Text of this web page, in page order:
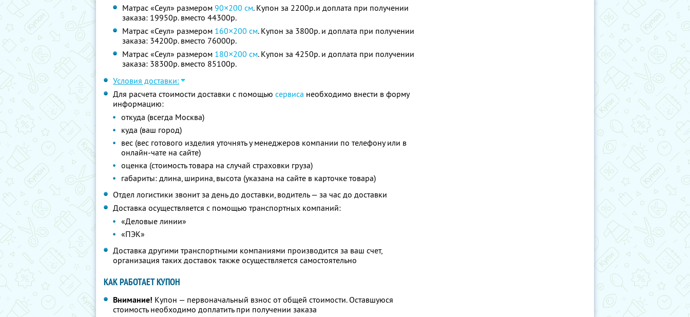
Матрас «Сеул» размером90×200 см. Купон за 2200р.и доплата при получении
заказа: 19950р. вместо 44300р.
Матрас «Сеул» размером 160×200 см. Купон за 3800р. и доплата при получении
заказа: 34200р. вместо 76000р.
Матрас «Сеул» размером 180×200 см. Купон за 4250р. и доплата при получении
заказа: 38300р. вместо 85100р.
Условия доставки:
Для расчета стоимости доставки с помощью сервиса необходимо внести в форму
информацию:
откуда (всегда Москва)
куда (ваш город)
вес (вес готового изделия уточнять у менеджеров компании по телефону или в
онлайн-чате на сайте)
оценка (стоимость товара на случай страховки груза)
габариты: длина, ширина, высота (указана на сайте в карточке товара)
Отдел логистики звонит за день до доставки, водитель — за час до доставки
Доставка осуществляется с помощью транспортных компаний:
«Деловые линии»
«ПЭК»
Доставка другими транспортными компаниями производится за ваш счет,
организация таких доставок также осуществляется самостоятельно
КАК РАБОТАЕТ КУПОН
Внимание! Купон — первоначальный взнос от общей стоимости. Оставшуюся
стоимость необходимо доплатить при получении заказа